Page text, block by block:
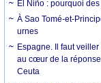
El Niño : pourquoi
À Sao Tomé-et-
urnes
Espagne. Il faut
au cœur de la
Ceuta